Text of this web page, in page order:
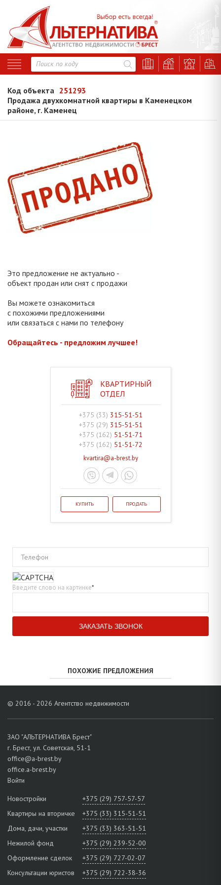
Код объекта 251293
Продажа двухкомнатной квартиры в Каменецком
районе, г. Каменец
Это предложение не актуально -
объект продан или снят с продажи
Вы можете ознакомиться
с похожими предложениями
или связаться с нами по телефону
Обращайтесь - предложим лучшее!
КВАРТИРНЫЙ
ОТДЕЛ
+375 (33) 315-51-51
+375 (29) 315-51-51
+375 (162) 51-51-71
+375 (162) 51-51-72
kvartira@a-brest.by
КУПИТЬ ПРОДАТЬ
Телефон
Введите слово на картинке*
ПОХОЖИЕ ПРЕДЛОЖЕНИЯ
© 2016 - 2026 Агентство недвижимости
ЗАО "АЛЬТЕРНАТИВА Брест"
г. Брест, ул. Советская, 51-1
office@a-brest.by
office.a-brest.by
Войти
Новостройки
+375 (29) 757-57-57
Квартиры на вторичке
+375 (33) 315-51-51
Дома, дачи, участки
+375 (33) 363-51-51
Нежилой фонд
+375 (29) 239-52-00
Оформление сделок
+375 (29) 727-02-07
Консультации юристов
+375 (29) 722-38-36